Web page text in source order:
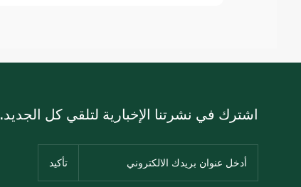
اشترك في نشرتنا الإخبارية لتلقي كل الجديد.